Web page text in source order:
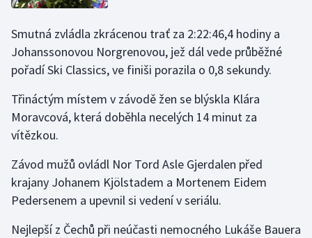
Lezení
Lyže a snowboard
Moderní pětiboj
Motorsport
Olympijské hry
Parasport
Plavání
Smutná zvládla zkrácenou trať za 2:22:46,4 hodiny a
Johanssonovou Norgrenovou, jež dál vede průběžné
pořadí Ski Classics, ve finiši porazila o 0,8 sekundy.
Třináctým místem v závodě žen se blýskla Klára
Moravcová, která doběhla necelých 14 minut za
vítězkou.
Závod mužů ovládl Nor Tord Asle Gjerdalen před
krajany Johanem Kjölstadem a Mortenem Eidem
Pedersenem a upevnil si vedení v seriálu.
Nejlepší z Čechů při neúčasti nemocného Lukáše Bauera